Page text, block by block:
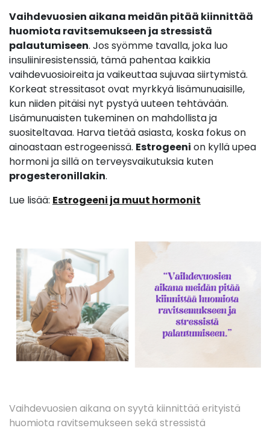
Vaihdevuosien aikana meidän pitää kiinnittää
huomiota ravitsemukseen ja stressistä
palautumiseen. Jos syömme tavalla, joka luo
insuliiniresistenssiä, tämä pahentaa kaikkia
vaihdevuosioireita ja vaikeuttaa sujuvaa siirtymistä.
Korkeat stressitasot ovat myrkkyä lisämunuaisille,
kun niiden pitäisi nyt pystyä uuteen tehtävään.
Lisämunuaisten tukeminen on mahdollista ja
suositeltavaa. Harva tietää asiasta, koska fokus on
ainoastaan estrogeenissä. Estrogeeni on kyllä upea
hormoni ja sillä on terveysvaikutuksia kuten
progesteronillakin.
Lue lisää: Estrogeeni ja muut hormonit
Vaihdevuosien aikana on syytä kiinnittää erityistä
huomiota ravitsemukseen sekä stressistä